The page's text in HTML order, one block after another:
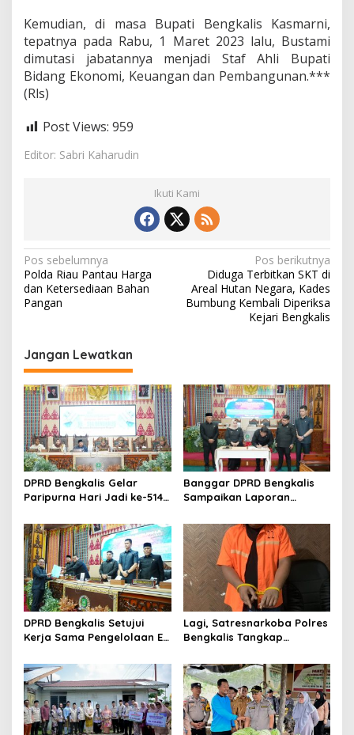
Kemudian, di masa Bupati Bengkalis Kasmarni,
tepatnya pada Rabu, 1 Maret 2023 lalu, Bustami
dimutasi jabatannya menjadi Staf Ahli Bupati
Bidang Ekonomi, Keuangan dan Pembangunan.***
(Rls)
Post Views: 959
Editor: Sabri Kaharudin
Ikuti Kami
N
a
v
g
a
s
i
p
o
s
Pos sebelumnya
Polda Riau Pantau Harga
dan Ketersediaan Bahan
Pangan
Pos berikutnya
Diduga Terbitkan SKT di
Areal Hutan Negara, Kades
Bumbung Kembali Diperiksa
Kejari Bengkalis
Jangan Lewatkan
DPRD Bengkalis Gelar
Paripurna Hari Jadi ke-514
Semangat Membangun
Negeri Junjungan.
Banggar DPRD Bengkalis
Sampaikan Laporan
Pertanggungjawaban
Pelaksanaan APBD Tahun
Anggaran 2025
DPRD Bengkalis Setujui
Kerja Sama Pengelolaan E-
Sungai Selari.
Lagi, Satresnarkoba Polres
Bengkalis Tangkap
Air